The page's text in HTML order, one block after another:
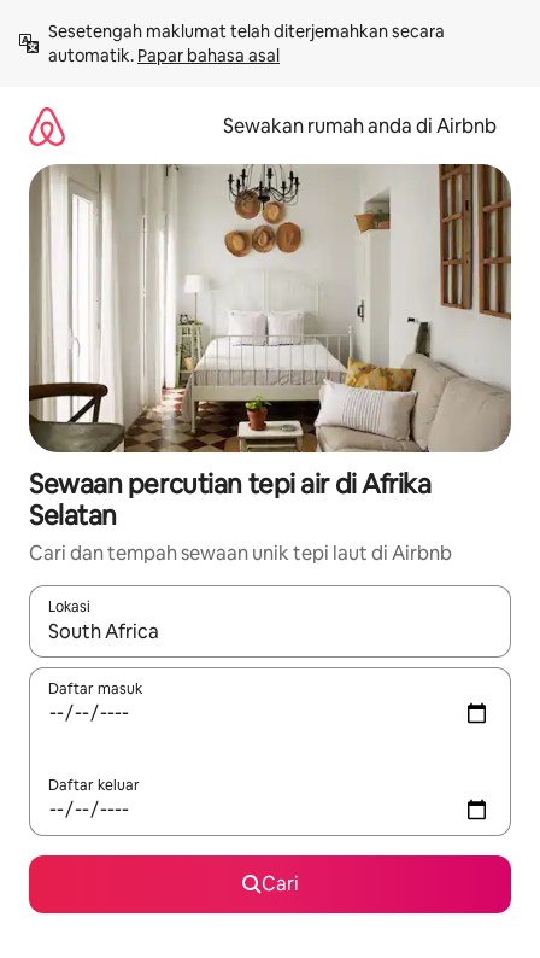
kandungan
Sesetengah maklumat telah diterjemahkan secara
automatik. Papar bahasa asal
Sewakan rumah anda di Airbnb
Sewaan percutian tepi air di Afrika
Selatan
Cari dan tempah sewaan unik tepi laut di Airbnb
Lokasi
Apabila hasil tersedia, navigasi dengan kekunci anak panah
Daftar masuk
Daftar keluar
Cari